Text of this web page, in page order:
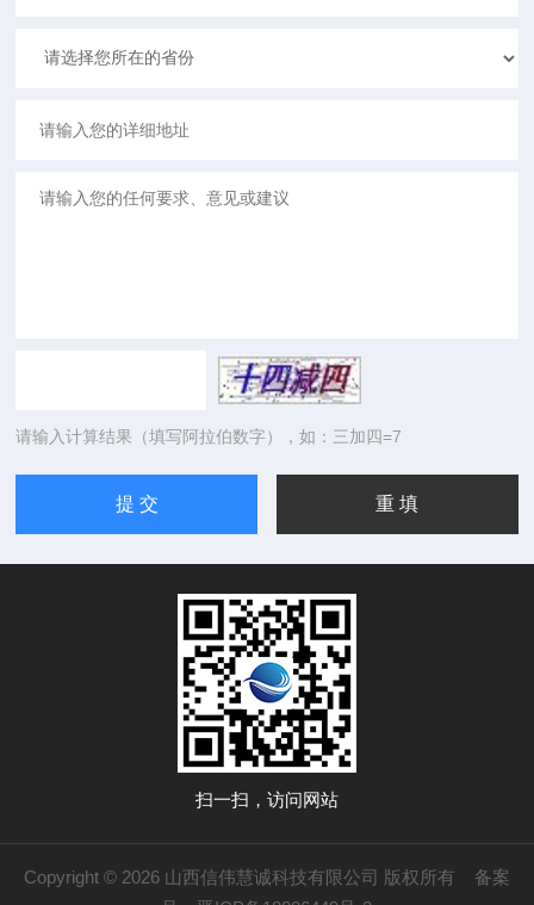
请输入计算结果（填写阿拉伯数字），如：三加四=7
扫一扫，访问网站
Copyright © 2026 山西信伟慧诚科技有限公司 版权所有 备案